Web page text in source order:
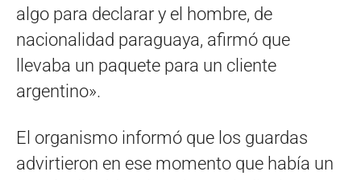
algo para declarar y el hombre, de
nacionalidad paraguaya, afirmó que
llevaba un paquete para un cliente
argentino».
El organismo informó que los guardas
advirtieron en ese momento que había un